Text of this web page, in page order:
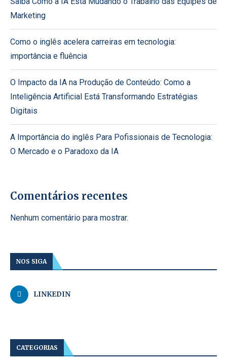
Marketing
Como o inglês acelera carreiras em tecnologia:
importância e fluência
O Impacto da IA na Produção de Conteúdo: Como a
Inteligência Artificial Está Transformando Estratégias
Digitais
A Importância do inglês Para Pofissionais de Tecnologia:
O Mercado e o Paradoxo da IA
Comentários recentes
Nenhum comentário para mostrar.
NOS SIGA
LINKEDIN
CATEGORIAS